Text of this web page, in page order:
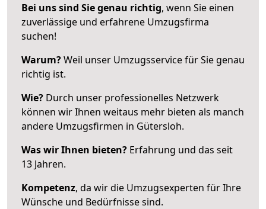
Bei uns sind Sie genau richtig, wenn Sie einen
zuverlässige und erfahrene Umzugsfirma
suchen!
Warum?Weil unser Umzugsservice für Sie genau
richtig ist.
Wie? Durch unser professionelles Netzwerk
können wir Ihnen weitaus mehr bieten als manch
andere Umzugsfirmen in Gütersloh.
Was wir Ihnen bieten? Erfahrung und das seit
13 Jahren.
Kompetenz, da wir die Umzugsexperten für Ihre
Wünsche und Bedürfnisse sind.